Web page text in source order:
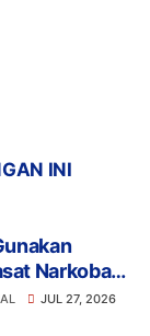
INI
Narkoba
dan 6JUL 27, 2026